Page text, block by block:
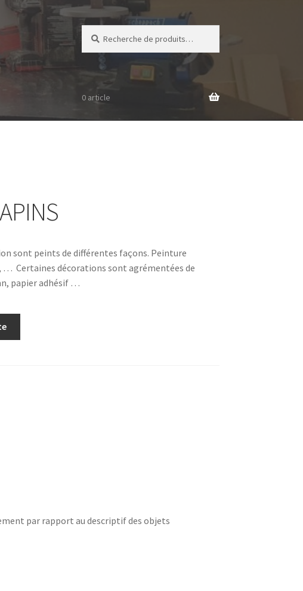
pour :
0 article
sont peints de différentes façons. Peinture
Certaines décorations sont agrémentées de
papier adhésif …
par rapport au descriptif des objets